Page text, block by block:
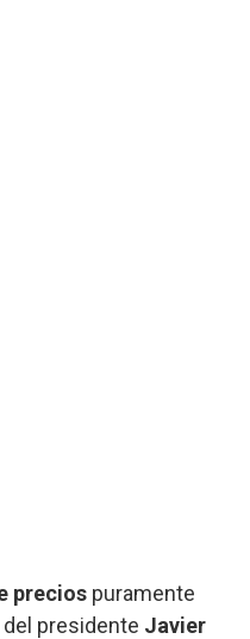
precios puramente
presidente Javier